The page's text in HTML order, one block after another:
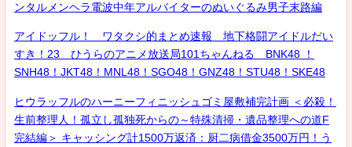
ンタルメンヘラ電波中年アルバイターのぬいぐるみ男子末路編
アイドッフル！ ワタクシ的まとめ速報 地下格闘アイドルだい
すき！23 ひうらのアニメ放送局101ちゃんねる BNK48 ！
SNH48！JKT48！MNL48！SGO48！GNZ48！STU48！SKE48
ヒウラッフルのハーニーフィニッシュゴミ屋敷補完計画 ＜必殺！
生前整理人！孤立し孤独死からの～特殊清掃・遺品整理への道F
完結編＞ キャッシング計1500万返済：厨二病借金3500万円！う